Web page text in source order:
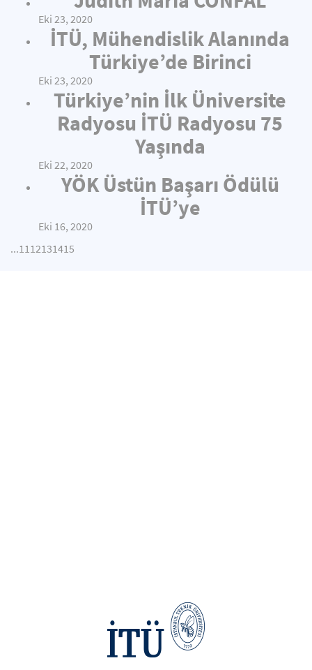
Eki 23, 2020
İTÜ, Mühendislik Alanında
Türkiye’de Birinci
Eki 23, 2020
Türkiye’nin İlk Üniversite
Radyosu İTÜ Radyosu 75
Yaşında
Eki 22, 2020
YÖK Üstün Başarı Ödülü
İTÜ’ye
Eki 16, 2020
...1112131415